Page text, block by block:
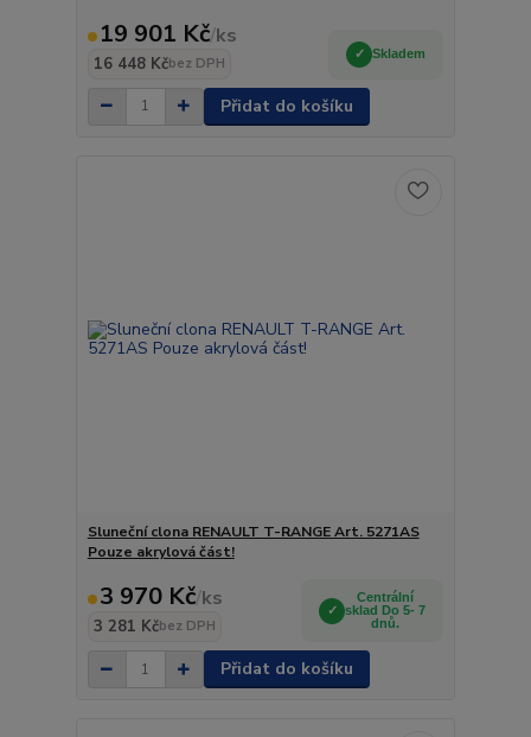
19 901 Kč/ks
16 448 Kčbez DPH
Skladem
Přidat do košíku
Sluneční clona RENAULT T-RANGE Art. 5271AS
Pouze akrylová část!
3 970 Kč/ks
3 281 Kčbez DPH
Centrální
sklad Do 5- 7
dnů.
Přidat do košíku